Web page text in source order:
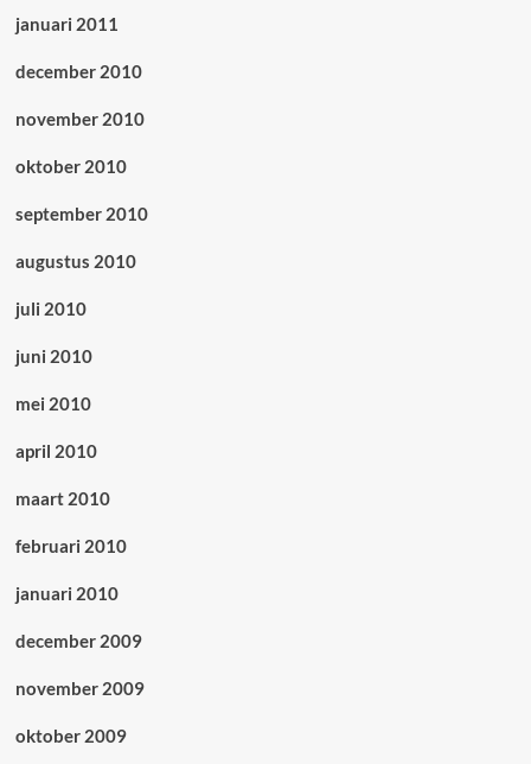
januari 2011
december 2010
november 2010
oktober 2010
september 2010
augustus 2010
juli 2010
juni 2010
mei 2010
april 2010
maart 2010
februari 2010
januari 2010
december 2009
november 2009
oktober 2009